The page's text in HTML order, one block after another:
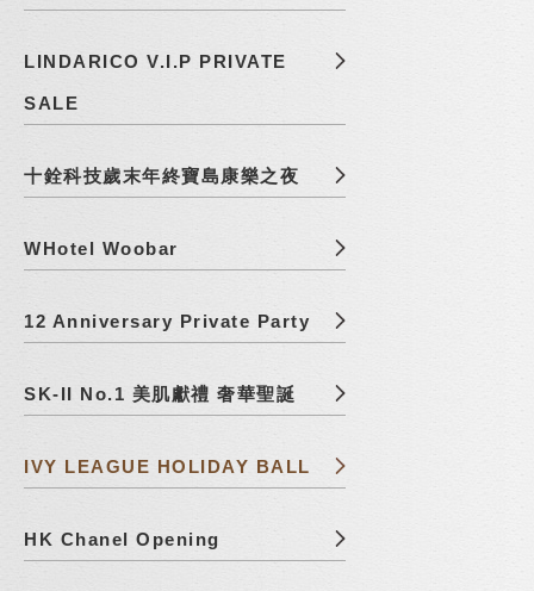
LINDARICO V.I.P PRIVATE
SALE
十銓科技歲末年終寶島康樂之夜
WHotel Woobar
12 Anniversary Private Party
SK-II No.1 美肌獻禮 奢華聖誕
IVY LEAGUE HOLIDAY BALL
HK Chanel Opening